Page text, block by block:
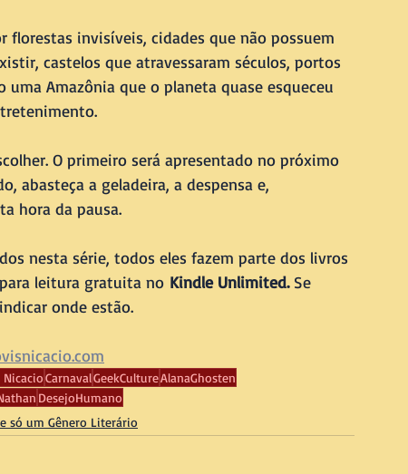
florestas invisíveis, cidades que não possuem
castelos que atravessaram séculos, portos
Amazônia que o planeta quase esqueceu
O primeiro será apresentado no próximo
abasteça a geladeira, a despensa e,
hora da pausa.
nesta série, todos eles fazem parte dos livros
leitura gratuita no Kindle Unlimited. Se
onde estão.
NicacioCarnavalGeekCultureAlanaGhosten
DesejoHumano
só um Gênero Literário